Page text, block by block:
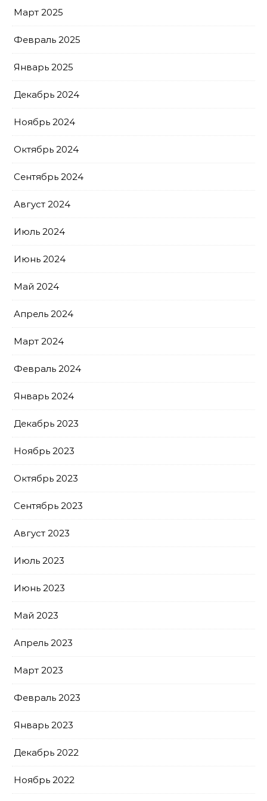
Март 2025
Февраль 2025
Январь 2025
Декабрь 2024
Ноябрь 2024
Октябрь 2024
Сентябрь 2024
Август 2024
Июль 2024
Июнь 2024
Май 2024
Апрель 2024
Март 2024
Февраль 2024
Январь 2024
Декабрь 2023
Ноябрь 2023
Октябрь 2023
Сентябрь 2023
Август 2023
Июль 2023
Июнь 2023
Май 2023
Апрель 2023
Март 2023
Февраль 2023
Январь 2023
Декабрь 2022
Ноябрь 2022